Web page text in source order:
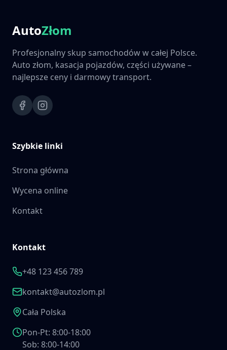
AutoZłom
Profesjonalny skup samochodów w całej Polsce.
Auto złom, kasacja pojazdów, części używane –
najlepsze ceny i darmowy transport.
Szybkie linki
Strona główna
Wycena online
Kontakt
Kontakt
+48 123 456 789
kontakt@autozlom.pl
Cała Polska
Pon-Pt: 8:00-18:00
Sob: 8:00-14:00